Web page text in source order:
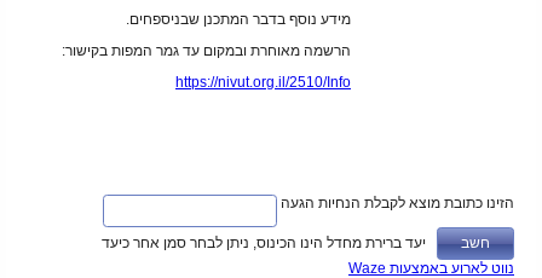
מידע נוסף בדבר המתכנן שבניספחים.
הרשמה מאוחרת ובמקום עד גמר המפות בקישור:
https://nivut.org.il/2510/Info
הזינו כתובת מוצא לקבלת הנחיות הגעה
יעד ברירת מחדל הינו הכינוס, ניתן לבחר סמן אחר כיעד
נווט לארוע באמצעות Waze